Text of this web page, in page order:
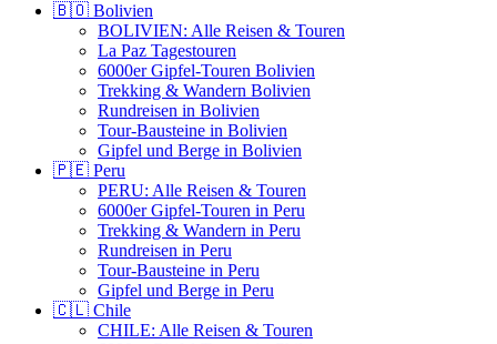
🇧🇴 Bolivien
BOLIVIEN: Alle Reisen & Touren
La Paz Tagestouren
6000er Gipfel-Touren Bolivien
Trekking & Wandern Bolivien
Rundreisen in Bolivien
Tour-Bausteine in Bolivien
Gipfel und Berge in Bolivien
🇵🇪 Peru
PERU: Alle Reisen & Touren
6000er Gipfel-Touren in Peru
Trekking & Wandern in Peru
Rundreisen in Peru
Tour-Bausteine in Peru
Gipfel und Berge in Peru
🇨🇱 Chile
CHILE: Alle Reisen & Touren